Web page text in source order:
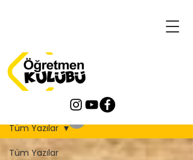
Tüm Yazılar
Tüm Yazılar